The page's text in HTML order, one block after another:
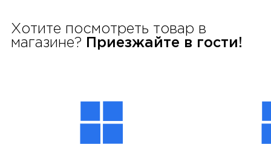
Хотите посмотреть товар в
магазине? Приезжайте в гости!